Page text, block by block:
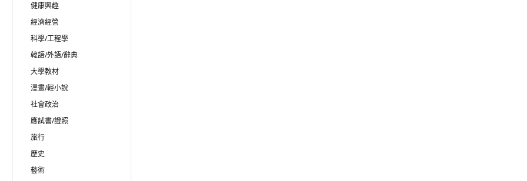
健康興趣
經濟經營
科學/工程學
韓語/外語/辭典
大學教材
漫畫/輕小說
社會政治
應試書/證照
旅行
歷史
藝術